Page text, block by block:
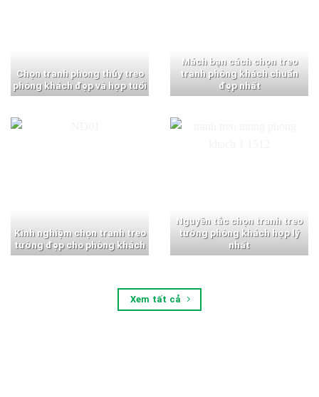
Chọn tranh phong thủy treo
phòng khách đẹp và hợp tuổi
Mách bạn cách chọn treo
tranh phòng khách chuẩn
đẹp nhất
Kinh nghiệm chọn tranh treo
tường đẹp cho phòng khách
Nguyên tắc chọn tranh treo
tường phòng khách hợp lý
nhất
Xem tất cả